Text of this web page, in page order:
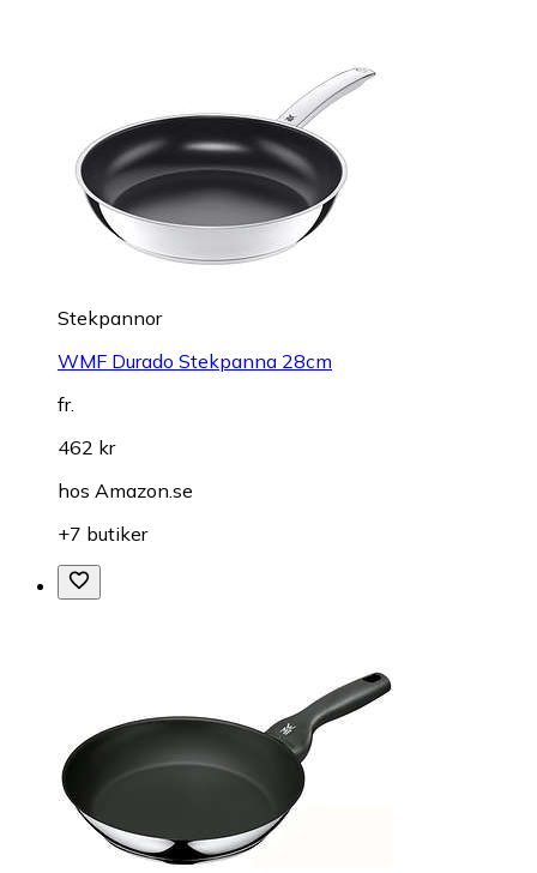
Stekpannor
WMF Durado Stekpanna 28cm
fr.
462 kr
hos Amazon.se
+7 butiker